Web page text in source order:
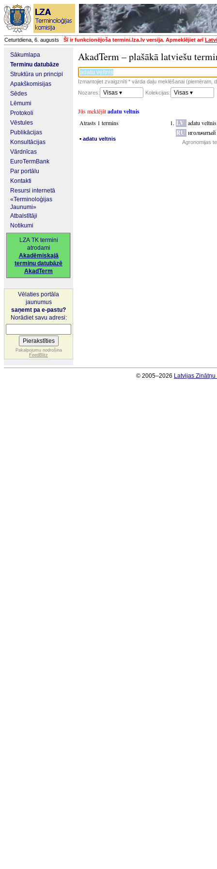
Ceturtdiena, 6. augusts Šī ir funkcionējoša termini.lza.lv versija. Apmeklējiet arī
Sākumlapa
Terminu datubāze
Struktūra un principi
Apakškomisijas
Sēdes
Lēmumi
Protokoli
Vēstules
Publikācijas
Konsultācijas
Vārdnīcas
EuroTermBank
Par portālu
Kontakti
Resursi internetā
«Terminoloģijas
Jaunumi»
Atbalstītāji
Notikumi
LZA TK termini
atrodami
Akadēmiskajā
terminu datubāzē
AkadTerm
Vēlaties portāla
jaunumus
saņemt pa e-pastu?
Norādiet savu adresi:
Pakalpojumu nodrošina
FeedBlitz
AkadTerm – plašākā latviešu
Izmantojiet zvaigznīti * vārda daļu meklēšanai (piemēram,
Nozares:
Visas ▾ Kolekcijas: Visas ▾
Jūs meklējātadatu veltnis
Atrasts 1 termins
▪ adatu veltnis
LV adatu veltnis
RU игольчатый
Agronomijas
© 2005–2026 Latvijas